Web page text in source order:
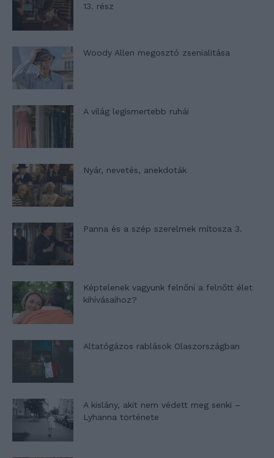
13. rész
Woody Allen megosztó zsenialitása
A világ legismertebb ruhái
Nyár, nevetés, anekdoták
Panna és a szép szerelmek mítosza 3.
Képtelenek vagyunk felnőni a felnőtt élet
kihívásaihoz?
Altatógázos rablások Olaszországban
A kislány, akit nem védett meg senki –
Lyhanna története